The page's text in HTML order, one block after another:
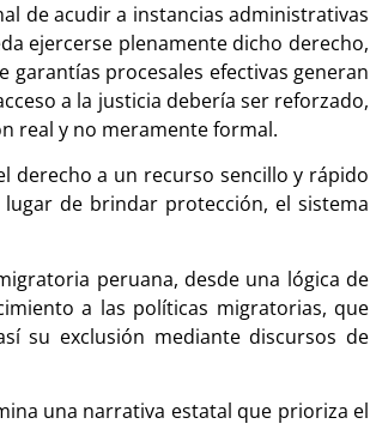
de acudir a instancias administrativas
ejercerse plenamente dicho derecho,
garantías procesales efectivas generan
a la justicia debería ser reforzado,
real y no meramente formal.
derecho a un recurso sencillo y rápido
de brindar protección, el sistema
peruana, desde una lógica de
a las políticas migratorias, que
su exclusión mediante discursos de
una narrativa estatal que prioriza el